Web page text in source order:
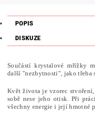
POPIS
DISKUZE
Součástí krystalové mřížky
další "nezbytnosti", jako
Květ života je vzorec
sobě nese jeho otisk. Při
všechny energie i její hmotné